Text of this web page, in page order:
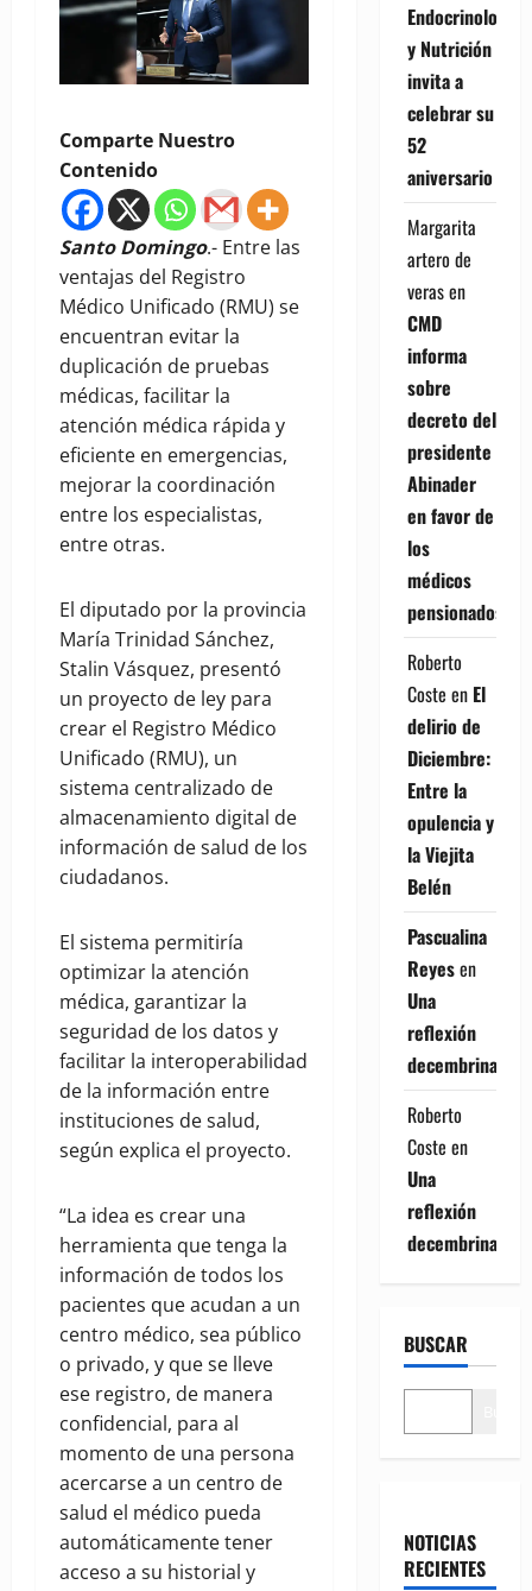
Comparte Nuestro
Contenido
Santo Domingo.- Entre las
ventajas del Registro
Médico Unificado (RMU) se
encuentran evitar la
duplicación de pruebas
médicas, facilitar la
atención médica rápida y
eficiente en emergencias,
mejorar la coordinación
entre los especialistas,
entre otras.
El diputado por la provincia
María Trinidad Sánchez,
Stalin Vásquez, presentó
un proyecto de ley para
crear el Registro Médico
Unificado (RMU), un
sistema centralizado de
almacenamiento digital de
información de salud de los
ciudadanos.
El sistema permitiría
optimizar la atención
médica, garantizar la
seguridad de los datos y
facilitar la interoperabilidad
de la información entre
instituciones de salud,
según explica el proyecto.
“La idea es crear una
herramienta que tenga la
información de todos los
pacientes que acudan a un
centro médico, sea público
o privado, y que se lleve
ese registro, de manera
confidencial, para al
momento de una persona
acercarse a un centro de
salud el médico pueda
automáticamente tener
acceso a su historial y
Endocrinología
y Nutrición
invita a
celebrar su
52
aniversario
Margarita
artero de
verasen
CMD
informa
sobre
decreto del
presidente
Abinader
en favor de
los
médicos
pensionados
Roberto
Coste en El
delirio de
Diciembre:
Entre la
opulencia y
la Viejita
Belén
Pascualina
Reyesen
Una
reflexión
decembrina
Roberto
Coste en
Una
reflexión
decembrina
BUSCAR
NOTICIAS
RECIENTES